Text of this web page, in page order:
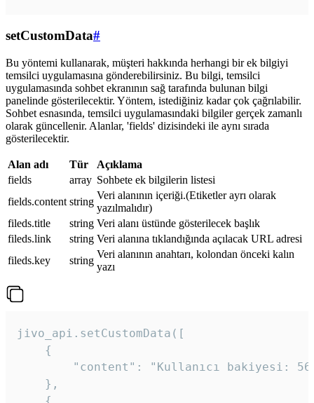
setCustomData#
Bu yöntemi kullanarak, müşteri hakkında herhangi bir ek bilgiyi
temsilci uygulamasına gönderebilirsiniz. Bu bilgi, temsilci
uygulamasında sohbet ekranının sağ tarafında bulunan bilgi
panelinde gösterilecektir. Yöntem, istediğiniz kadar çok çağrılabilir.
Sohbet esnasında, temsilci uygulamasındaki bilgiler gerçek zamanlı
olarak güncellenir. Alanlar, 'fields' dizisindeki ile aynı sırada
gösterilecektir.
Alan adı Tür
Açıklama
fields
array Sohbete ek bilgilerin listesi
fields.content string
Veri alanının içeriği.(Etiketler ayrı olarak
yazılmalıdır)
fileds.title
string Veri alanı üstünde gösterilecek başlık
fileds.link
string Veri alanına tıklandığında açılacak URL adresi
fileds.key
string
Veri alanının anahtarı, kolondan önceki kalın
yazı
jivo_api.setCustomData([
    {
"content": "Kullanıcı bakiyesi:
    },
    {